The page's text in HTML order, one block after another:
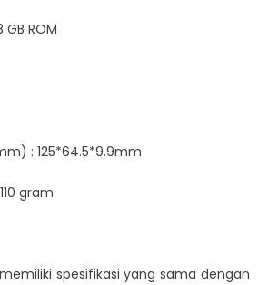
GB ROM
: 125*64.5*9.9mm
gram
spesifikasi yang sama dengan